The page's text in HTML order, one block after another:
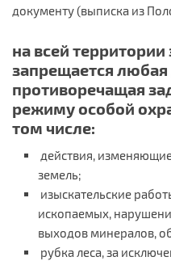
документу (выписка из
на всей
запрещается любая
противоречащая
режиму особой
том числе:
действия,
земель;
изыскательские
ископаемых,
выходов минералов,
рубка леса, за